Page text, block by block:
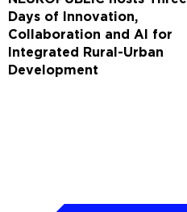
Days of Innovation,
Collaboration and AI for
Integrated Rural-Urban
Development